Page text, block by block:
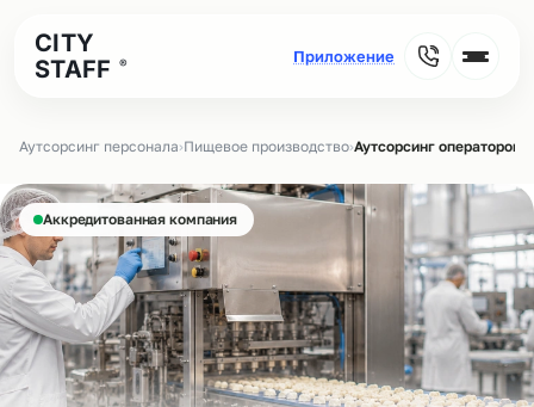
CITY
STAFF
®
Аутсорсинг персонала›Пищевое производство›Аутсорсинг операторов
Аккредитованная компания